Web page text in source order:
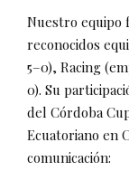
Nuestro equipo
reconocidos
5–0), Racing
0). Su
del Córdoba
Ecuatoriano en
comunicación: